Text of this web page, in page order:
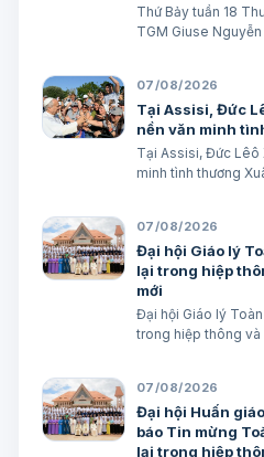
Thứ Bảy tuần 18
TGM Giuse
(Mt 17,16) BÀI ĐỌC I
07/08/2026
Tại Assisi, Đức
nền văn minh
Tại Assisi, Đức Lêô
minh tình thương
07/08/2026
Đại hội Giáo lý
lại trong hiệp
mới
Đại hội Giáo lý
trong hiệp thông và
07/08/2026
Đại hội Huấn
báo Tin mừng
lại trong hiệp